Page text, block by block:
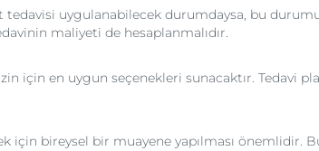
uygulanabilecek durumdaysa, bu
maliyeti de hesaplanmalıdır.
için en uygun seçenekleri sunacaktır. Tedavi
için bireysel bir muayene yapılması önemlidir.